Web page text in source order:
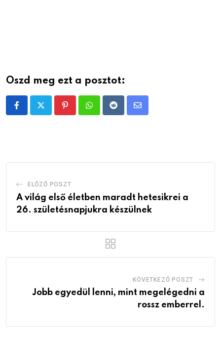
Oszd meg ezt a posztot:
PinterestWhatsappRedditShare
ELŐZŐ POSZT
A világ első életben maradt hetesikrei a
26. születésnapjukra készülnek
KÖVETKEZŐ POSZT
Jobb egyedül lenni, mint megelégedni a
rossz emberrel.